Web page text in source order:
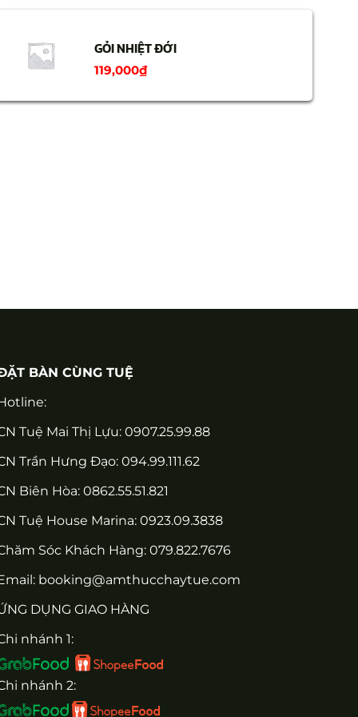
GỎI NHIỆT ĐỚI
119,000₫
BÀN CÙNG TUỆ
Tuệ Mai Thị Lựu: 0907.25.99.88
Trần Hưng Đạo: 094.99.111.62
Biên Hòa: 0862.55.51.821
Tuệ House Marina: 0923.09.3838
Sóc Khách Hàng: 079.822.7676
booking@amthucchaytue.com
DỤNG GIAO HÀNG
nhánh 1:
nhánh 2: